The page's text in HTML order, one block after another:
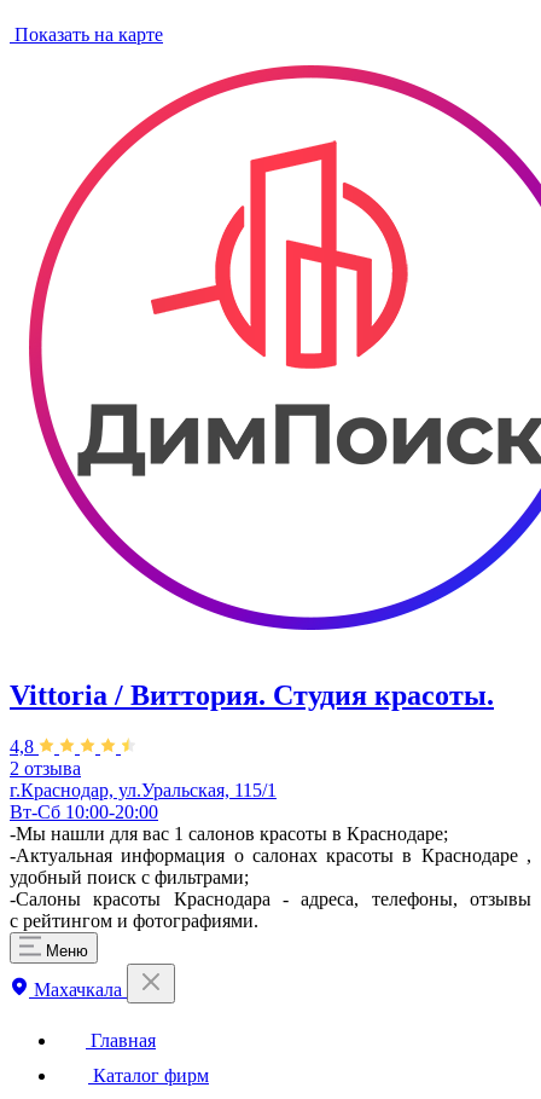
Показать на карте
Vittoria / Виттория. Студия красоты.
4,8
2 отзыва
г.Краснодар, ул.Уральская, 115/1
Вт-Сб 10:00-20:00
-Мы нашли для вас 1 салонов красоты в Краснодаре;
-Актуальная информация о салонах красоты в Краснодаре ,
удобный поиск с фильтрами;
-Салоны красоты Краснодара - адреса, телефоны, отзывы
с рейтингом и фотографиями.
Меню
Махачкала
Главная
Каталог фирм